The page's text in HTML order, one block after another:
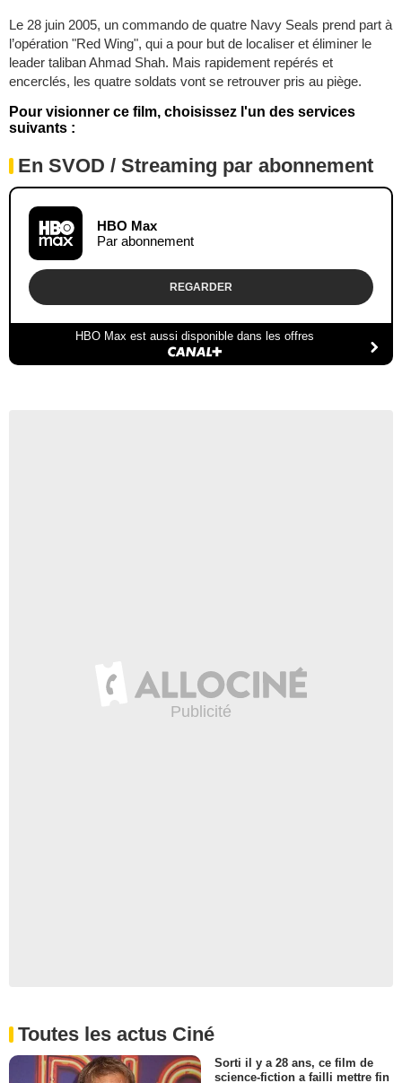
Le 28 juin 2005, un commando de quatre Navy Seals prend part à
l’opération "Red Wing", qui a pour but de localiser et éliminer le
leader taliban Ahmad Shah. Mais rapidement repérés et
encerclés, les quatre soldats vont se retrouver pris au piège.
Pour visionner ce film, choisissez l'un des services
suivants :
En SVOD / Streaming par abonnement
HBO Max
Par abonnement
REGARDER
HBO Max est aussi disponible dans les offres
Toutes les actus Ciné
Sorti il y a 28 ans, ce film de
science-fiction a failli mettre fin